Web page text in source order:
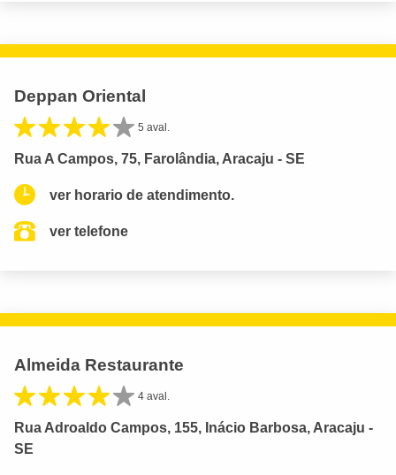
Deppan Oriental
5 aval.
Rua A Campos, 75, Farolândia, Aracaju - SE
ver horario de atendimento.
ver telefone
Almeida Restaurante
4 aval.
Rua Adroaldo Campos, 155, Inácio Barbosa, Aracaju -
SE